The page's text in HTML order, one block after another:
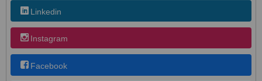
Linkedin
Instagram
Facebook